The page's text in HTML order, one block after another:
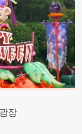
장